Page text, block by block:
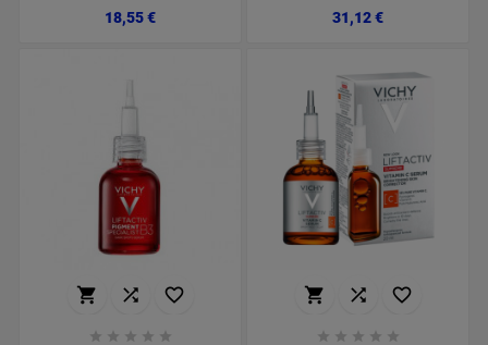
18,55 €Preço
31,12 €Preço
  
    
  
    